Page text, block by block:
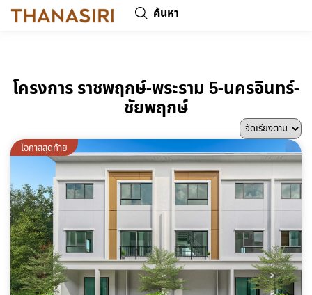
ค้นหา
โครงการ ราชพฤกษ์-พระราม 5-นครอินทร์-
ชัยพฤกษ์
โอกาสสุดท้าย